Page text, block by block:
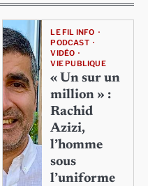
LE FIL INFO
PODCAST
VIDÉO
VIE PUBLIQUE
« Un sur un
million » :
Rachid
Azizi,
l’homme
sous
l’uniforme